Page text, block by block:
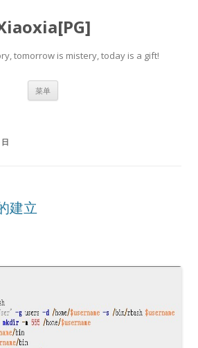
tomorrow is mistery, today is a gift!
菜单
建立